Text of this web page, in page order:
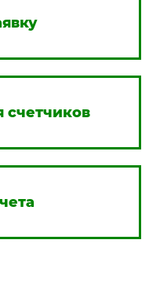
счетчиков